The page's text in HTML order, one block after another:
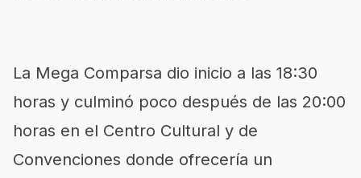
La Mega Comparsa dio inicio a las 18:30
horas y culminó poco después de las 20:00
horas en el Centro Cultural y de
Convenciones donde ofrecería un